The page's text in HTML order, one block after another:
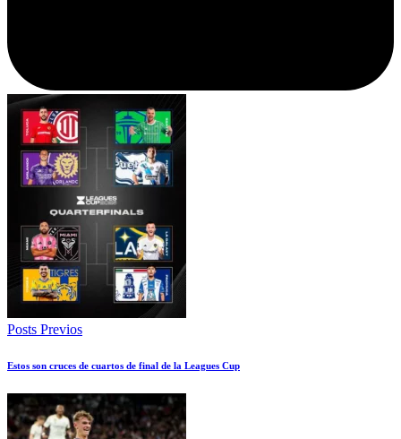
Posts Previos
Estos son cruces de cuartos de final de la Leagues Cup